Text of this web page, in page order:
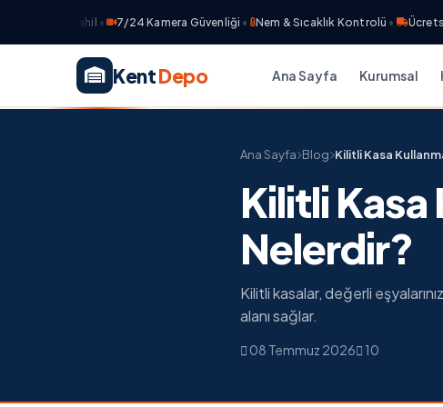
7/24 Kamera Güvenliği• Nem & Sıcaklık Kontrolü• Ücretsiz
KentDepo Ana Sayfa Kurumsal
Ana Sayfa Blog Kilitli Kasa
Kilitli Kasa
Nelerdir?
Kilitli kasalar, değerli
alanı sağlar.
08 Temmuz 2026 10